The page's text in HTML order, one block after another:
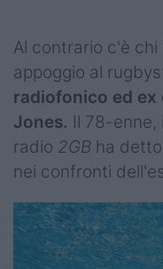
Al contrario c'è
appoggio al
radiofonico ed ex
Jones. Il 78-enne,
radio 2GB ha
nei confronti